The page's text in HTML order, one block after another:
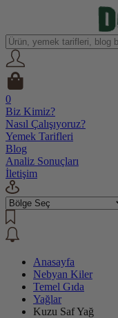
0
Biz Kimiz?
Nasıl Çalışıyoruz?
Yemek Tarifleri
Blog
Analiz Sonuçları
İletişim
Anasayfa
Nebyan Kiler
Temel Gıda
Yağlar
Kuzu Saf Yağ